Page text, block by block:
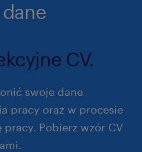
CV.
swoje dane
pracy oraz w procesie
Pobierz wzór CV